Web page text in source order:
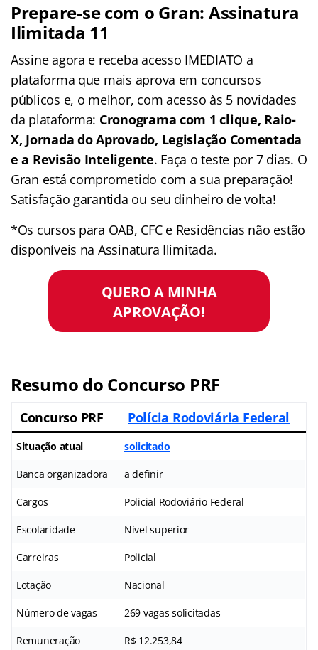
Prepare-se com o Gran: Assinatura
Ilimitada 11
Assine agora e receba acesso IMEDIATO a
plataforma que mais aprova em concursos
públicos e, o melhor, com acesso às 5 novidades
da plataforma: Cronograma com 1 clique, Raio-
X, Jornada do Aprovado, Legislação Comentada
e a Revisão Inteligente. Faça o teste por 7 dias. O
Gran está comprometido com a sua preparação!
Satisfação garantida ou seu dinheiro de volta!
*Os cursos para OAB, CFC e Residências não estão
disponíveis na Assinatura Ilimitada.
QUERO A MINHA
APROVAÇÃO!
Resumo do Concurso PRF
Concurso PRF Polícia Rodoviária Federal
Situação atual solicitado
Banca organizadora a definir
Cargos Policial Rodoviário Federal
Escolaridade Nível superior
Carreiras Policial
Lotação Nacional
Número de vagas 269 vagas solicitadas
Remuneração R$ 12.253,84